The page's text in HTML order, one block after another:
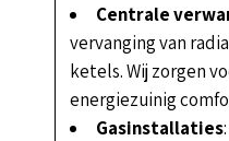
Centrale
vervanging van
ketels. Wij zorgen
energiezuinig
Gasinstallaties